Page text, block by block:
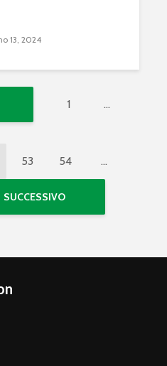
13, 2024
1 …
53 54 …
SUCCESSIVO